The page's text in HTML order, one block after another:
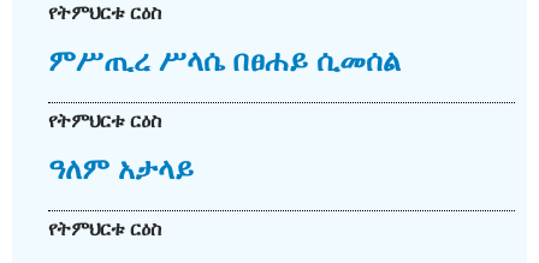
የትምህርቱ ርዕስ
ምሥጢረ ሥላሴ በፀሐይ ሲመሰል
የትምህርቱ ርዕስ
ዓለም አታላይ
የትምህርቱ ርዕስ